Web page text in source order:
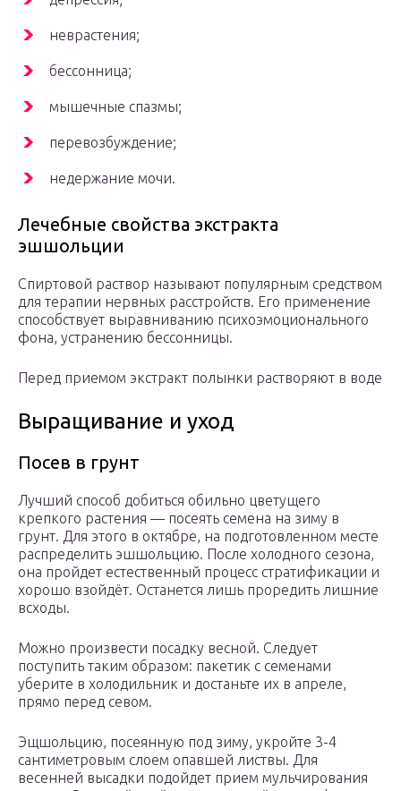
неврастения;
бессонница;
мышечные спазмы;
перевозбуждение;
недержание мочи.
Лечебные свойства экстракта
эшшольции
Спиртовой раствор называют популярным средством
для терапии нервных расстройств. Его применение
способствует выравниванию психоэмоционального
фона, устранению бессонницы.
Перед приемом экстракт полынки растворяют в воде
Выращивание и уход
Посев в грунт
Лучший способ добиться обильно цветущего
крепкого растения — посеять семена на зиму в
грунт. Для этого в октябре, на подготовленном месте
распределить эшшольцию. После холодного сезона,
она пройдет естественный процесс стратификации и
хорошо взойдёт. Останется лишь проредить лишние
всходы.
Можно произвести посадку весной. Следует
поступить таким образом: пакетик с семенами
уберите в холодильник и достаньте их в апреле,
прямо перед севом.
Эщшольцию, посеянную под зиму, укройте 3-4
сантиметровым слоем опавшей листвы. Для
весенней высадки подойдет прием мульчирования